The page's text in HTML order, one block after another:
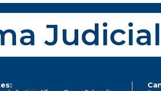
Judicial